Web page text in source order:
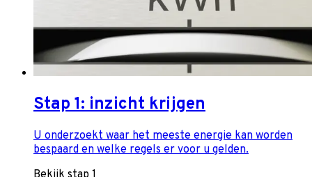
Stap 1: inzicht krijgen
U onderzoekt waar het meeste energie kan worden
bespaard en welke regels er voor u gelden.